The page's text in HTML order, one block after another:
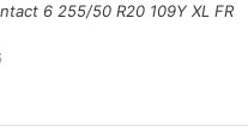
6 255/50 R20 109Y XL FR